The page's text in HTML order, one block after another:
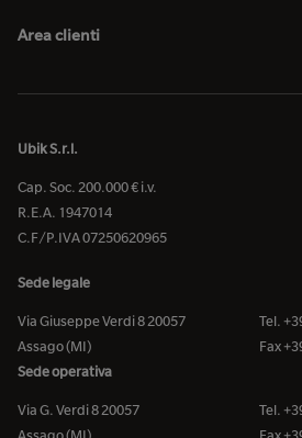
Area clienti
Ubik S.r.l.
Cap. Soc. 200.000 € i.v.
R.E.A. 1947014
C.F/P.IVA 07250620965
Sede legale
Via Giuseppe Verdi 8 20057
Assago (MI)
Tel.
Fax
Sede operativa
Via G. Verdi 8 20057
Assago (MI)
Tel.
Fax